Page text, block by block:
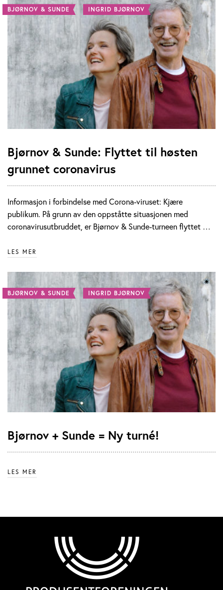
BJØRNOV & SUNDE INGRID BJØRNOV
Bjørnov & Sunde: Flyttet til høsten
grunnet coronavirus
Informasjon i forbindelse med Corona-viruset: Kjære
publikum. På grunn av den oppståtte situasjonen med
coronavirusutbruddet, er Bjørnov & Sunde-turneen flyttet …
LES MER
BJØRNOV & SUNDE INGRID BJØRNOV
Bjørnov + Sunde = Ny turné!
LES MER